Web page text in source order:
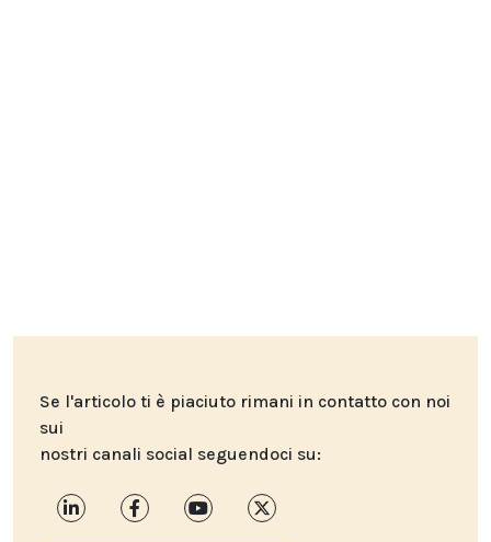
Se l'articolo ti è piaciuto rimani in contatto con noi
sui
nostri canali social seguendoci su: